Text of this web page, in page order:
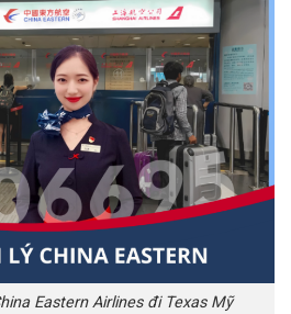
Eastern Airlines đi Texas Mỹ